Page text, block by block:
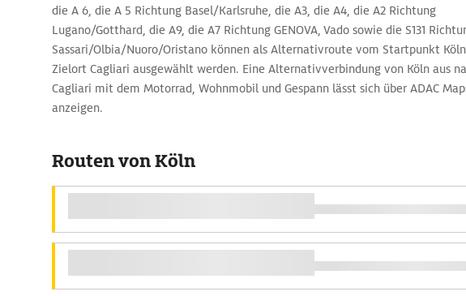
die A 6, die A 5 Richtung Basel/Karlsruhe, die A3, die A4, die A2 Richtung
Lugano/Gotthard, die A9, die A7 Richtung GENOVA, Vado sowie die S131
Sassari/Olbia/Nuoro/Oristano können als Alternativroute vom Startpunkt
Zielort Cagliari ausgewählt werden. Eine Alternativverbindung von Köln aus
Cagliari mit dem Motorrad, Wohnmobil und Gespann lässt sich über ADAC
anzeigen.
Routen von Köln